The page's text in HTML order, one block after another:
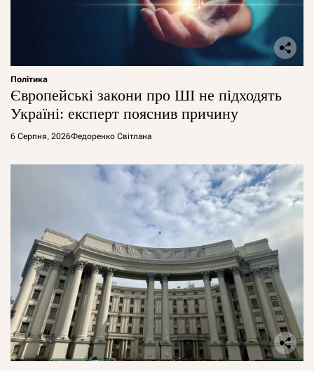
Політика
Європейські закони про ШІ не підходять
Україні: експерт пояснив причину
6 Серпня, 2026Федоренко Світлана